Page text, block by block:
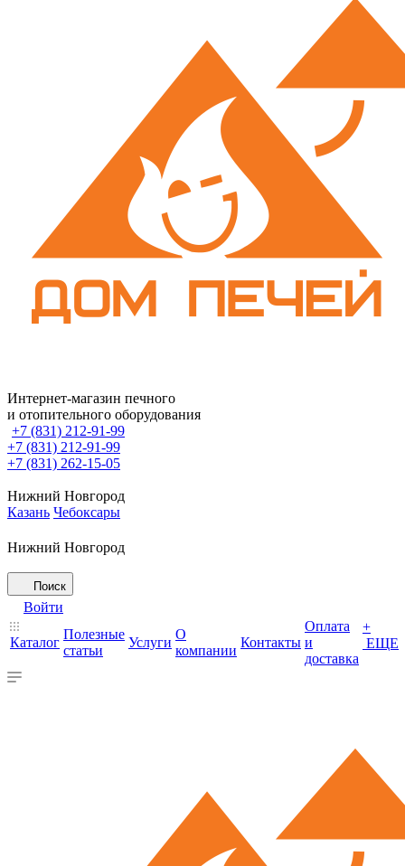
Интернет-магазин печного
и отопительного оборудования
+7 (831) 212-91-99
+7 (831) 212-91-99
+7 (831) 262-15-05
Нижний Новгород
Казань Чебоксары
Нижний Новгород
Поиск
Войти
Каталог
Полезные
статьи
Услуги
О
компании
Контакты
Оплата
и
доставка
+
ЕЩЕ